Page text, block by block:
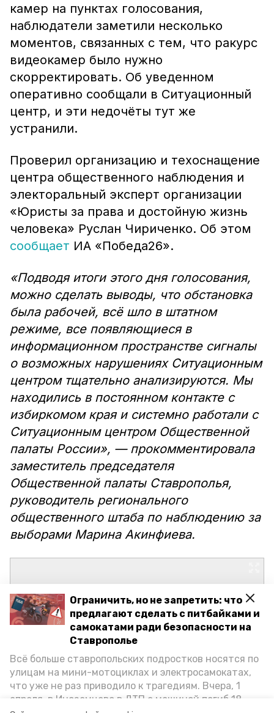
Ограничить, но не запретить: что
предлагают сделать с питбайками и
самокатами ради безопасности на
Ставрополье
Всё больше ставропольских подростков носятся по
улицам на мини-мотоциклах и электросамокатах,
что уже не раз приводило к трагедиям. Вчера, 1
апреля, в Иноземцево в ДТП с машиной погиб 18-
камер на пунктах голосования,
наблюдатели заметили несколько
моментов, связанных с тем, что ракурс
видеокамер было нужно
скорректировать. Об уведенном
оперативно сообщали в Ситуационный
центр, и эти недочёты тут же
устранили.
Проверил организацию и техоснащение
центра общественного наблюдения и
электоральный эксперт организации
«Юристы за права и достойную жизнь
человека» Руслан Чириченко. Об этом
сообщает ИА «Победа26».
«Подводя итоги этого дня голосования,
можно сделать выводы, что обстановка
была рабочей, всё шло в штатном
режиме, все появляющиеся в
информационном пространстве сигналы
о возможных нарушениях Ситуационным
центром тщательно анализируются. Мы
находились в постоянном контакте с
избиркомом края и системно работали с
Ситуационным центром Общественной
палаты России», — прокомментировала
заместитель председателя
Общественной палаты Ставрополья,
руководитель регионального
общественного штаба по наблюдению за
выборами Марина Акинфиева.